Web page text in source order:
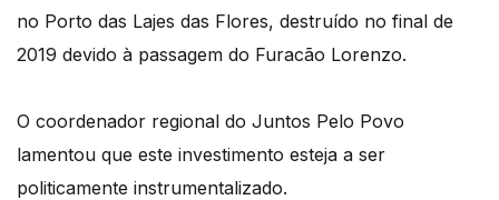
no Porto das Lajes das Flores, destruído no final de
2019 devido à passagem do Furacão Lorenzo.
O coordenador regional do Juntos Pelo Povo
lamentou que este investimento esteja a ser
politicamente instrumentalizado.